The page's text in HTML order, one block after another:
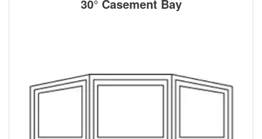
30° Casement Bay